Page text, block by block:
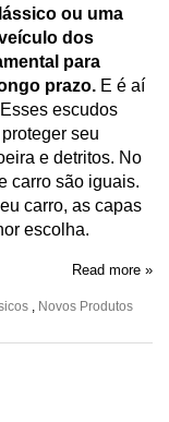
ou uma
dos
para
prazo. E é aí
escudos
seu
e detritos. No
carro são iguais.
carro, as capas
escolha.
Read more »
, Novos Produtos